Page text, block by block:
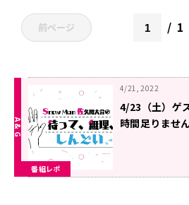
前ページ 1
番組レポ
4/21, 2022
4/23（土）ゲ
時間足りませ